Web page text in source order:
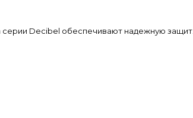
Decibel обеспечивают надежную защит..